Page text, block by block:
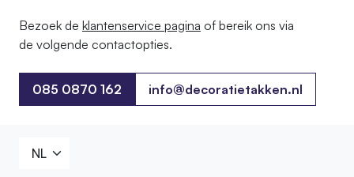
Bezoek de klantenservice pagina of bereik ons ​​via
de volgende contactopties.
085 0870 162
085 0870 162
info@decoratietakken.nl